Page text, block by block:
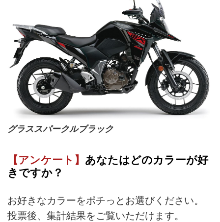
グラススパークルブラック
【アンケート】 あなたはどのカラーが好
きですか？
お好きなカラーをポチっとお選びください。
投票後、集計結果をご覧いただけます。